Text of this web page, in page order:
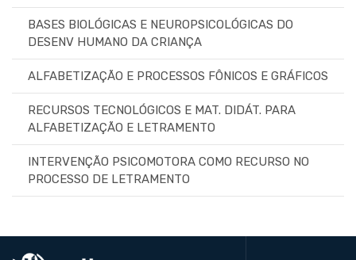
BASES BIOLÓGICAS E NEUROPSICOLÓGICAS DO
DESENV HUMANO DA CRIANÇA
ALFABETIZAÇÃO E PROCESSOS FÔNICOS E GRÁFICOS
RECURSOS TECNOLÓGICOS E MAT. DIDÁT. PARA
ALFABETIZAÇÃO E LETRAMENTO
INTERVENÇÃO PSICOMOTORA COMO RECURSO NO
PROCESSO DE LETRAMENTO